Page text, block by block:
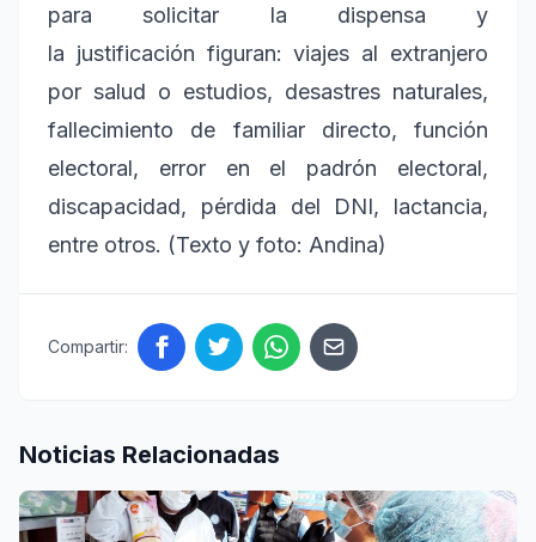
para solicitar la dispensa y
la justificación figuran: viajes al extranjero
por salud o estudios, desastres naturales,
fallecimiento de familiar directo, función
electoral, error en el padrón electoral,
discapacidad, pérdida del DNI, lactancia,
entre otros. (Texto y foto: Andina)
Compartir:
Noticias Relacionadas